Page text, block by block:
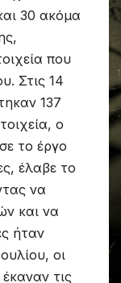
30 ακόμα
που
Στις 14
137
ο
το έργο
έλαβε το
να
και να
ήταν
οι
τις